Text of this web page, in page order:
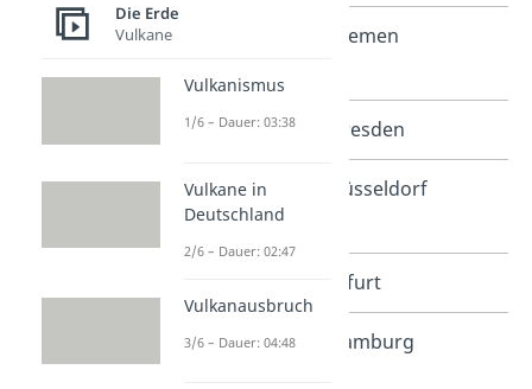
Bremen,
Stadtstaat
Bremen
Sachsen Dresden
Nordrhein-
Westfalen
Düsseldorf
Erfurt
Hamburg,
Hamburg
Die Erde
Vulkane
Vulkanismus
1/6 – Dauer: 03:38
Vulkane in
Deutschland
2/6 – Dauer: 02:47
Vulkanausbruch
3/6 – Dauer: 04:48